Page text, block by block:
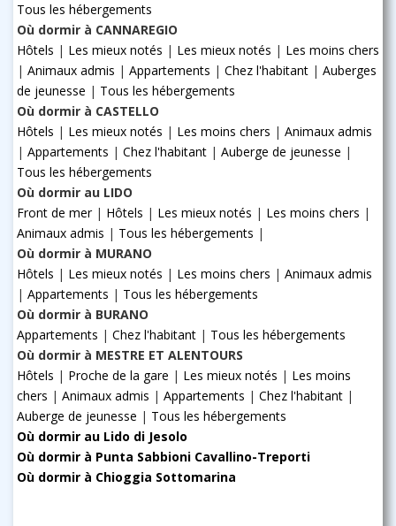
Tous les hébergements
Où dormir à CANNAREGIO
Hôtels | Les mieux notés | Les mieux notés | Les moins chers
| Animaux admis | Appartements | Chez l'habitant | Auberges
de jeunesse | Tous les hébergements
Où dormir à CASTELLO
Hôtels | Les mieux notés | Les moins chers | Animaux admis
| Appartements | Chez l'habitant | Auberge de jeunesse |
Tous les hébergements
Où dormir au LIDO
Front de mer| Hôtels | Les mieux notés | Les moins chers |
Animaux admis | Tous les hébergements |
Où dormir à MURANO
Hôtels | Les mieux notés | Les moins chers | Animaux admis
| Appartements | Tous les hébergements
Où dormir à BURANO
Appartements | Chez l'habitant | Tous les hébergements
Où dormir à MESTRE ET ALENTOURS
Hôtels | Proche de la gare | Les mieux notés | Les moins
chers | Animaux admis | Appartements | Chez l'habitant |
Auberge de jeunesse | Tous les hébergements
Où dormir au Lido di Jesolo
Où dormir à Punta Sabbioni Cavallino-Treporti
Où dormir à Chioggia Sottomarina